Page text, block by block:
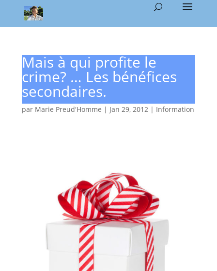
Mais à qui profite le
crime? … Les bénéfices
secondaires.
par Marie Preud'Homme | Jan 29, 2012| Information